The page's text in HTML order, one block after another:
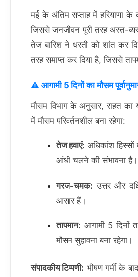
मई के अंतिम सप्ताह में हरियाणा
जिससे जनजीवन पूरी तरह अस्त-
तेज बारिश ने धरती को शांत कर
तरह समाप्त कर दिया है, जिससे
⚠️ आगामी 5 दिनों का मौसम
मौसम विभाग के अनुसार, राहत
में मौसम परिवर्तनशील बना रहेगा:
तेज हवाएं: अधिकांश
आंधी चलने की संभावना है।
गरज-चमक: उत्तर और
आसार हैं।
तापमान: आगामी 5 दिनों
मौसम सुहावना बना रहेगा।
संपादकीय टिप्पणी: भीषण गर्मी के